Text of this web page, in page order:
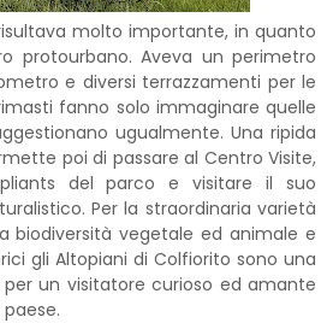
molto importante, in quanto
protourbano. Aveva un perimetro
e diversi terrazzamenti per le
fanno solo immaginare quelle
ugualmente. Una ripida
poi di passare al Centro Visite,
del parco e visitare il suo
Per la straordinaria varietà
biodiversità vegetale ed animale e
gli Altopiani di Colfiorito sono una
un visitatore curioso ed amante